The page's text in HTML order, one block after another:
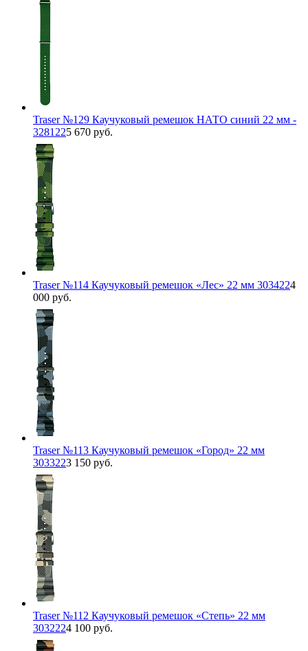
Traser №129 Каучуковый ремешок НАТО синий 22 мм -
3281225 670 руб.
Traser №114 Каучуковый ремешок «Лес» 22 мм 3034224
000 руб.
Traser №113 Каучуковый ремешок «Город» 22 мм
3033223 150 руб.
Traser №112 Каучуковый ремешок «Степь» 22 мм
3032224 100 руб.